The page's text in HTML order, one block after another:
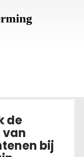
de
van
bij